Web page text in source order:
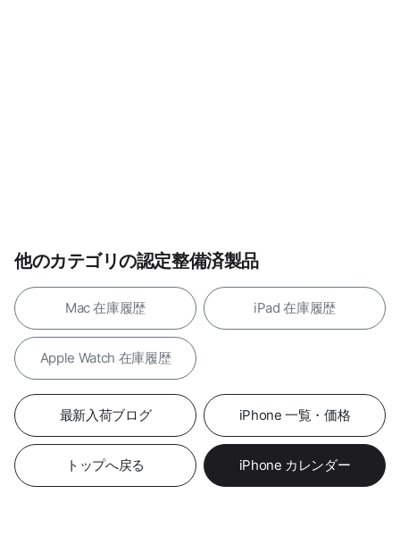
他のカテゴリの認定整備済製品
Mac 在庫履歴 iPad 在庫履歴
Apple Watch 在庫履歴
最新入荷ブログ iPhone 一覧・価格
トップへ戻る iPhone カレンダー